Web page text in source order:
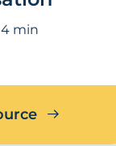
min